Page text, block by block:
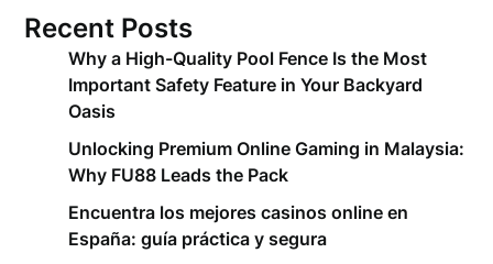
Recent Posts
Why a High-Quality Pool Fence Is the Most
Important Safety Feature in Your Backyard
Oasis
Unlocking Premium Online Gaming in Malaysia:
Why FU88 Leads the Pack
Encuentra los mejores casinos online en
España: guía práctica y segura